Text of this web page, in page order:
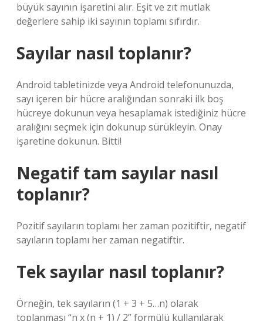
büyük sayının işaretini alır. Eşit ve zıt mutlak
değerlere sahip iki sayının toplamı sıfırdır.
Sayılar nasıl toplanır?
Android tabletinizde veya Android telefonunuzda,
sayı içeren bir hücre aralığından sonraki ilk boş
hücreye dokunun veya hesaplamak istediğiniz hücre
aralığını seçmek için dokunup sürükleyin. Onay
işaretine dokunun. Bitti!
Negatif tam sayılar nasıl
toplanır?
Pozitif sayıların toplamı her zaman pozitiftir, negatif
sayıların toplamı her zaman negatiftir.
Tek sayılar nasıl toplanır?
Örneğin, tek sayıların (1 + 3 + 5…n) olarak
toplanması “n x (n + 1) / 2” formülü kullanılarak